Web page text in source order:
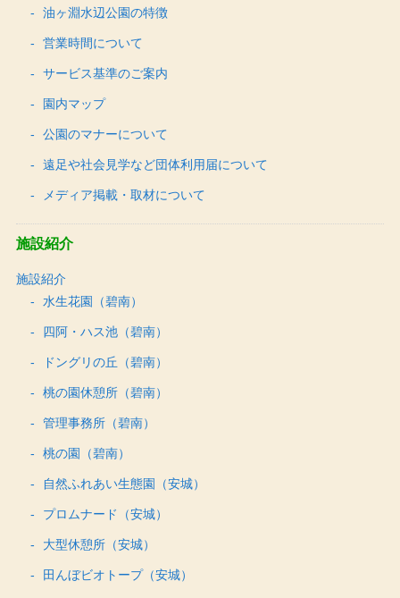
油ヶ淵水辺公園の特徴
営業時間について
サービス基準のご案内
園内マップ
公園のマナーについて
遠足や社会見学など団体利用届について
メディア掲載・取材について
施設紹介
施設紹介
水生花園（碧南）
四阿・ハス池（碧南）
ドングリの丘（碧南）
桃の園休憩所（碧南）
管理事務所（碧南）
桃の園（碧南）
自然ふれあい生態園（安城）
プロムナード（安城）
大型休憩所（安城）
田んぼビオトープ（安城）